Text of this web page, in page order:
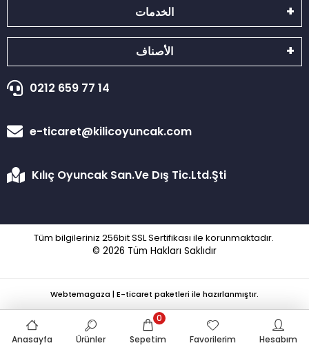
الخدمات
الأصناف
0212 659 77 14
e-ticaret@kilicoyuncak.com
Kılıç Oyuncak San.Ve Dış Tic.Ltd.Şti
Tüm bilgileriniz 256bit SSL Sertifikası ile korunmaktadır.
© 2026 Tüm Hakları Saklıdır
Anasayfa Ürünler Sepetim
0
Favorilerim
Hesabım
Webtemagaza | E-ticaret paketleri ile hazırlanmıştır.